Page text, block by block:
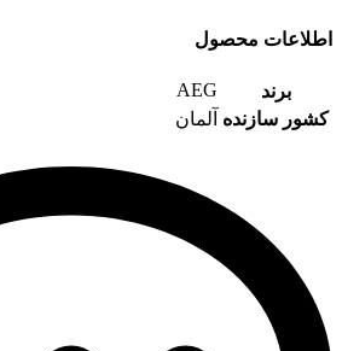
اطلاعات محصول
برند
AEG
کشور سازنده آلمان